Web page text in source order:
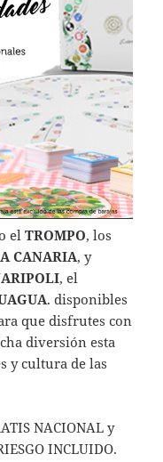
elTROMPO, los
CANARIA, y
, el
. disponibles
que disfrutes con
diversión esta
y cultura de las
NACIONAL y
INCLUIDO.